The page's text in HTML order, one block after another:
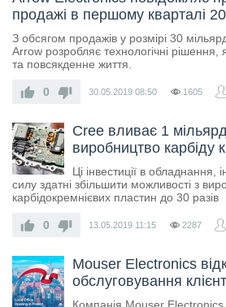
продажі в першому кварталі
З обсягом продажів у розмірі 30
Arrow розробляє технологічні рішення,
та повсякденне життя.
0 30.05.2019 08:50 1605
Cree вливає 1
виробництво карбіду
Ці інвестиції в обладнання,
силу здатні збільшити можливості з
карбідокремнієвих пластин до 30 разів
0 13.05.2019 11:15 2287
Mouser Electronics
обслуговування